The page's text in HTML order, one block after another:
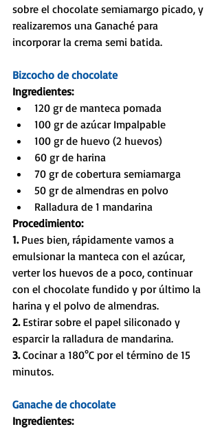
sobre el chocolate semiamargo picado, y
realizaremos una Ganaché para
incorporar la crema semi batida.
Bizcocho de chocolate
Ingredientes:
120 gr de manteca pomada
100 gr de azúcar Impalpable
100 gr de huevo (2 huevos)
60 gr de harina
70 gr de cobertura semiamarga
50 gr de almendras en polvo
Ralladura de 1 mandarina
Procedimiento:
1. Pues bien, rápidamente vamos a
emulsionar la manteca con el azúcar,
verter los huevos de a poco, continuar
con el chocolate fundido y por último la
harina y el polvo de almendras.
2. Estirar sobre el papel siliconado y
esparcir la ralladura de mandarina.
3. Cocinar a 180°C por el término de 15
minutos.
Ganache de chocolate
Ingredientes: